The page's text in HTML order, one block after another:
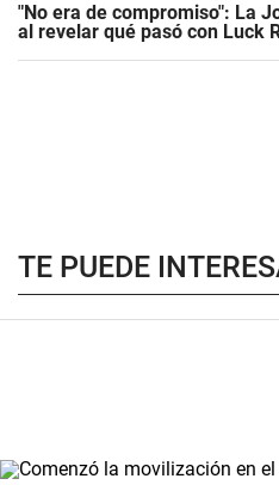
"No era de compromiso": La
al revelar qué pasó con Luck
TE PUEDE